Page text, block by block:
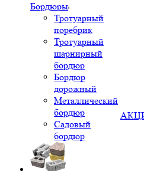
Бордюры
Тротуарный
поребрик
Тротуарный
шарнирный
бордюр
Бордюр
дорожный
Металлический
бордюр
Садовый
бордюр